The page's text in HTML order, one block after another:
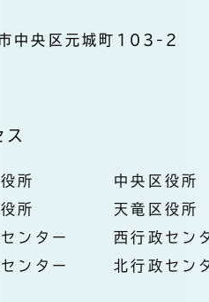
央区元城町103-2
ス
所
中央区役所
所
天竜区役所
ンター
西行政セン
ンター
北行政セン